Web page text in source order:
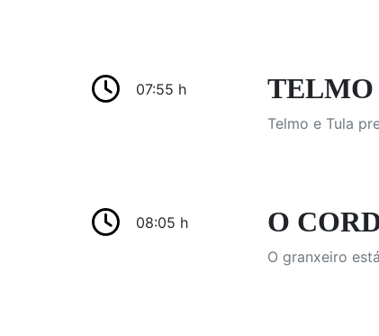
07:55 h TELMO
Telmo e Tula
08:05 h O
O granxeiro